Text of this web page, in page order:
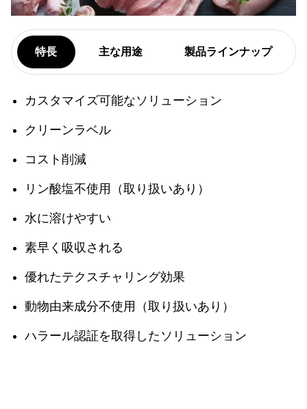
特長 主な用途 製品ラインナップ
カスタマイズ可能なソリューション
クリーンラベル
コスト削減
リン酸塩不使用（取り扱いあり）
水に溶けやすい
素早く吸収される
優れたテクスチャリング効果
動物由来成分不使用（取り扱いあり）
ハラール認証を取得したソリューション